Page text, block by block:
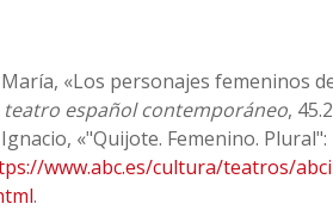
«Los personajes femeninos
teatro español contemporáneo,
«"Quijote. Femenino.
www.abc.es/cultura/teatros/
.